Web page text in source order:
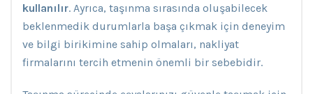
kullanılır. Ayrıca, taşınma sırasında oluşabilecek
beklenmedik durumlarla başa çıkmak için deneyim
ve bilgi birikimine sahip olmaları, nakliyat
firmalarını tercih etmenin önemli bir sebebidir.